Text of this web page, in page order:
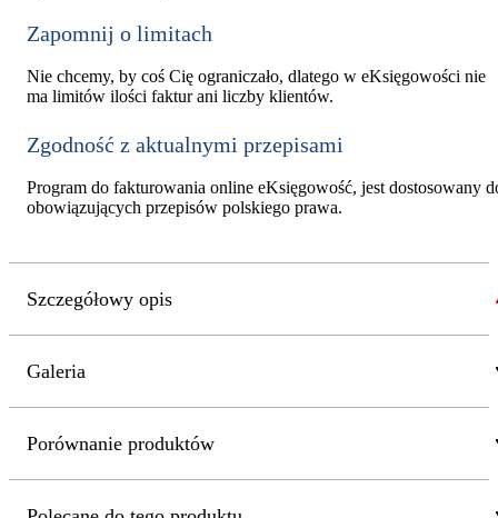
Zapomnij o limitach
Nie chcemy, by coś Cię ograniczało, dlatego w eKsięgowości nie
ma limitów ilości faktur ani liczby klientów.
Zgodność z aktualnymi przepisami
Program do fakturowania online eKsięgowość, jest dostosowany
obowiązujących przepisów polskiego prawa.
Szczegółowy opis
Galeria
Porównanie produktów